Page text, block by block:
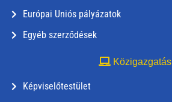
Európai Uniós pályázatok
Egyéb szerződések
Közigazgatás
Képviselőtestület